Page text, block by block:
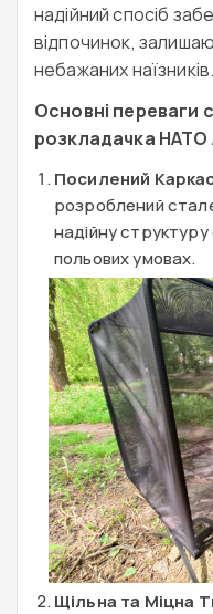
надійний спосіб
відпочинок,
небажаних наїзників.
Основні переваги
розкладачка
Посилений Каркас
розроблений
надійну структуру
польових умовах.
Щільна та Міцна